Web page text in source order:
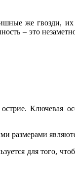
же гвозди,
– это
Ключевая
размерами
для того,